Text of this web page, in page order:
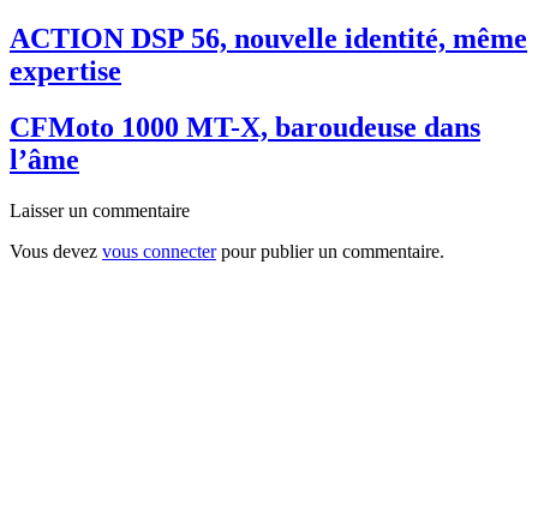
ACTION DSP 56, nouvelle identité, même
expertise
CFMoto 1000 MT-X, baroudeuse dans
l’âme
Laisser un commentaire
Vous devez vous connecterpour publier un commentaire.